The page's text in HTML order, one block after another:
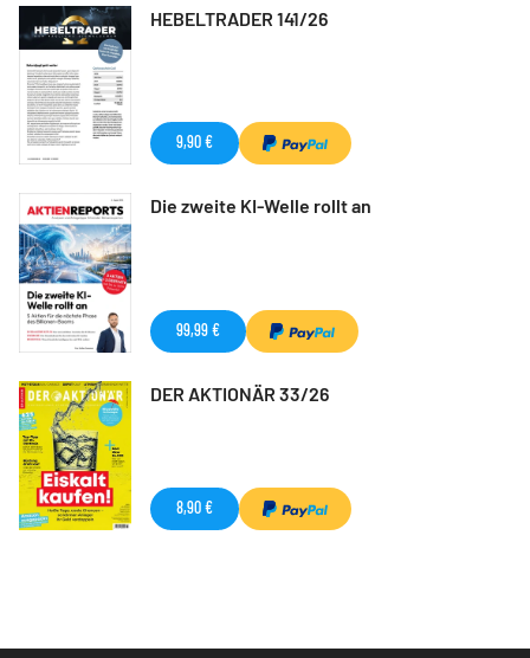
HEBELTRADER 141/26
9,90 €
Die zweite KI-Welle rollt an
99,99 €
DER AKTIONÄR 33/26
8,90 €